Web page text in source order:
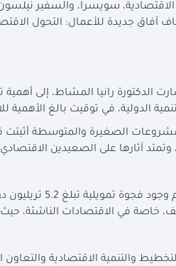
سويسرا، والسفير
آفاق جديدة للأعمال: التحول
الدكتورة رانيا المشاط، إلى
الدولية، في توقيت بالغ الأهمية
الصغيرة والمتوسطة أثبتت
وتمتد آثارها على الصعيدين
وأضافت أنه
خاصة في الاقتصادات الناشئة،
والتنمية الاقتصادية